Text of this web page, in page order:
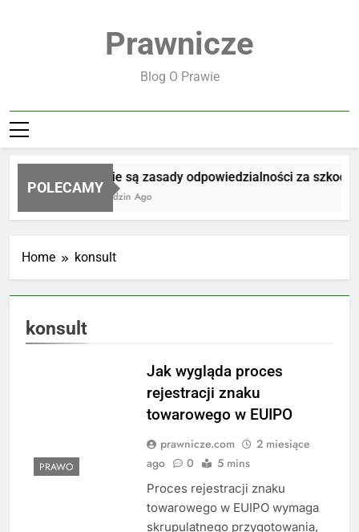
Prawnicze
Blog O Prawie
POLECAMY
Jakie są zasady odpowiedzialności za szkodę
8 Godzin Ago
Home konsult
konsult
PRAWO
Jak wygląda proces
rejestracji znaku
towarowego w EUIPO
prawnicze.com
2 miesiące
ago
0 5 mins
Proces rejestracji znaku
towarowego w EUIPO wymaga
skrupulatnego przygotowania,